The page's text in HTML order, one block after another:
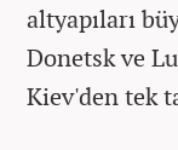
altyapıları
Donetsk ve
Kiev'den tek